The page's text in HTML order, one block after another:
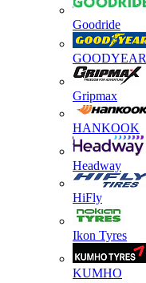
Goodride
GOODYEAR
Gripmax
HANKOOK
Headway
HiFly
Ikon Tyres
KUMHO